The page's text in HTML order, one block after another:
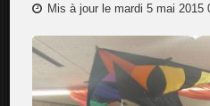
Mis à jour le mardi 5 mai 2015